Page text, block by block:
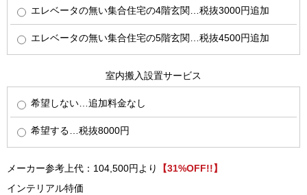
エレベータの無い集合住宅の4階玄関…税抜3000円追加
エレベータの無い集合住宅の5階玄関…税抜4500円追加
室内搬入設置サービス
希望しない…追加料金なし
希望する…税抜8000円
メーカー参考上代：104,500円より
【31%OFF!!】
インテリアル特価